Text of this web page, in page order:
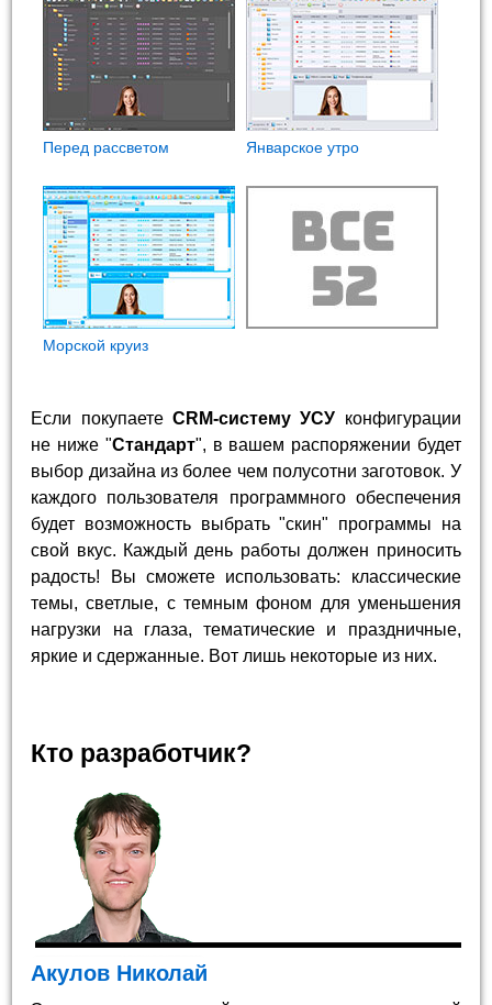
Перед рассветом Январское утро
Морской круиз
Если покупаете CRM-систему УСУ конфигурации
не ниже "Стандарт", в вашем распоряжении будет
выбор дизайна из более чем полусотни заготовок. У
каждого пользователя программного обеспечения
будет возможность выбрать "скин" программы на
свой вкус. Каждый день работы должен приносить
радость! Вы сможете использовать: классические
темы, светлые, с темным фоном для уменьшения
нагрузки на глаза, тематические и праздничные,
яркие и сдержанные. Вот лишь некоторые из них.
Кто разработчик?
Акулов Николай